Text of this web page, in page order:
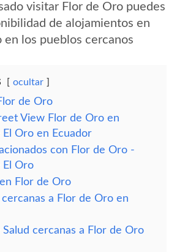
visitar Flor de Oro puedes
de alojamientos en
en los pueblos cercanos
ocultar
de Oro
View Flor de Oro en
El Oro en Ecuador
con Flor de Oro -
El Oro
Flor de Oro
cercanas a Flor de Oro en
cercanas a Flor de Oro